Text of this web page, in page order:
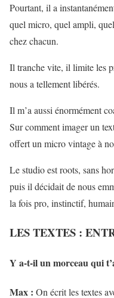
Pourtant, il a
quel micro, quel ampli,
chez chacun.
Il tranche vite, il limite les
nous a tellement libérés.
Il m’a aussi énormément
Sur comment imager un
offert un micro vintage à
Le studio est roots, sans
puis il décidait de nous
la fois pro, instinctif,
LES TEXTES :
Y a-t-il un morceau qui
Max : On écrit les textes